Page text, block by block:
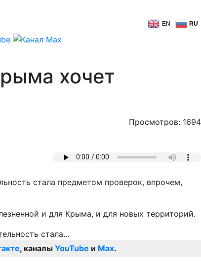
EN RU
хочет
Просмотров: 1694
стала предметом проверок, впрочем,
и для Крыма, и для новых территорий.
, каналы YouTube и Max.